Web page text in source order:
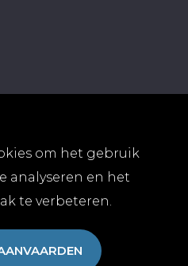
om het gebruik
analyseren en het
te verbeteren.